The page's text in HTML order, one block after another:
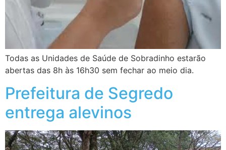
Todas as Unidades de Saúde de Sobradinho estarão
abertas das 8h às 16h30 sem fechar ao meio dia.
Prefeitura de Segredo
entrega alevinos